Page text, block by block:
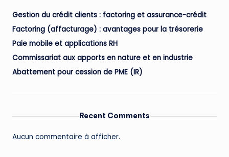
Gestion du crédit clients : factoring et assurance-crédit
Factoring (affacturage) : avantages pour la trésorerie
Paie mobile et applications RH
Commissariat aux apports en nature et en industrie
Abattement pour cession de PME (IR)
Recent Comments
Aucun commentaire à afficher.